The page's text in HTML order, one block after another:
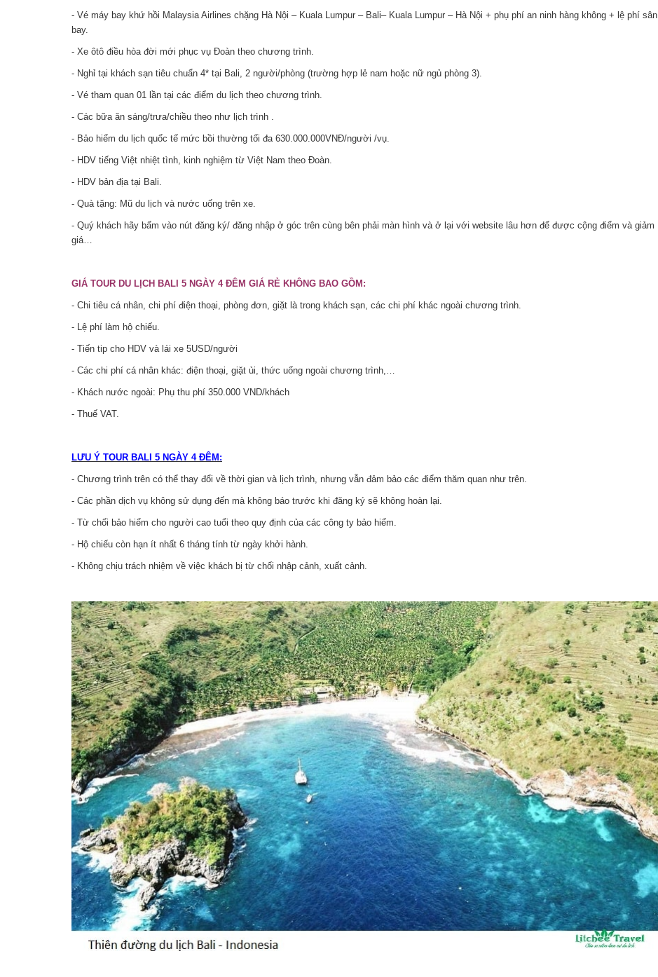
- Vé máy bay khứ hồi Malaysia Airlines chặng Hà Nội – Kuala Lumpur – Bali– Kuala Lumpur – Hà Nội + phụ phí an ninh hàng không + lệ phí sân
bay.
- Xe ôtô điều hòa đời mới phục vụ Đoàn theo ch­ương trình.
- Nghỉ tại khách sạn tiêu chuẩn 4* tại Bali, 2 người/phòng (trường hợp lẻ nam hoặc nữ ngủ phòng 3).
- Vé tham quan 01 lần tại các điểm du lịch theo chương trình.
- Các bữa ăn sáng/trưa/chiều theo như lịch trình .
- Bảo hiểm du lịch quốc tế mức bồi thường tối đa 630.000.000VNĐ/người /vụ.
- HDV tiếng Việt nhiệt tình, kinh nghiệm từ Việt Nam theo Đoàn.
- HDV bản địa tại Bali.
- Quà tặng: Mũ du lịch và nước uống trên xe.
- Quý khách hãy bấm vào nút đăng ký/ đăng nhập ở góc trên cùng bên phải màn hình và ở lại với website lâu hơn để được cộng điểm và giảm
giá…
GIÁ TOUR DU LỊCH BALI 5 NGÀY 4 ĐÊM GIÁ RẺ KHÔNG BAO GỒM:
- Chi tiêu cá nhân, chi phí điện thoại, phòng đơn, giặt là trong khách sạn, các chi phí khác ngoài chương trình.
- Lệ phí làm hộ chiếu.
- Tiến tip cho HDV và lái xe 5USD/người
- Các chi phí cá nhân khác: điện thoại, giặt ủi, thức uống ngoài chương trình,…
- Khách nước ngoài: Phụ thu phí 350.000 VND/khách
- Thuế VAT.
LƯU Ý TOUR BALI 5 NGÀY 4 ĐÊM:
- Chương trình trên có thể thay đổi về thời gian và lịch trình, nhưng vẫn đảm bảo các điểm thăm quan như trên.
- Các phần dịch vụ không sử dụng đến mà không báo trước khi đăng ký sẽ không hoàn lại.
- Từ chối bảo hiểm cho người cao tuổi theo quy định của các công ty bảo hiểm.
- Hộ chiếu còn hạn ít nhất 6 tháng tính từ ngày khởi hành.
- Không chịu trách nhiệm về việc khách bị từ chối nhập cảnh, xuất cảnh.